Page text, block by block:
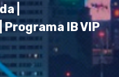
|
IB VIP